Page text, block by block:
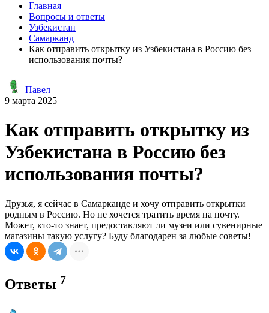
Главная
Вопросы и ответы
Узбекистан
Самарканд
Как отправить открытку из Узбекистана в Россию без
использования почты?
Павел
9 марта 2025
Как отправить открытку из
Узбекистана в Россию без
использования почты?
Друзья, я сейчас в Самарканде и хочу отправить открытки
родным в Россию. Но не хочется тратить время на почту.
Может, кто-то знает, предоставляют ли музеи или сувенирные
магазины такую услугу? Буду благодарен за любые советы!
Ответы 7